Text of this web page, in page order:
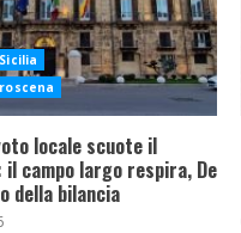
locale scuote il
campo largo respira, De
della bilancia